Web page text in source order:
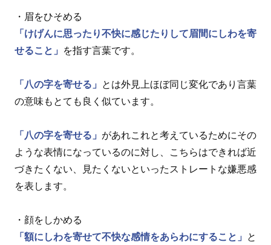
・眉をひそめる
「けげんに思ったり不快に感じたりして眉間にしわを寄
せること」
を指す言葉です。
「八の字を寄せる」
とは外見上ほぼ同じ変化であり言葉
の意味もとても良く似ています。
「八の字を寄せる」 があれこれと考えているためにその
ような表情になっているのに対し、こちらはできれば近
づきたくない、見たくないといったストレートな嫌悪感
を表します。
・顔をしかめる
「額にしわを寄せて不快な感情をあらわにすること」
と